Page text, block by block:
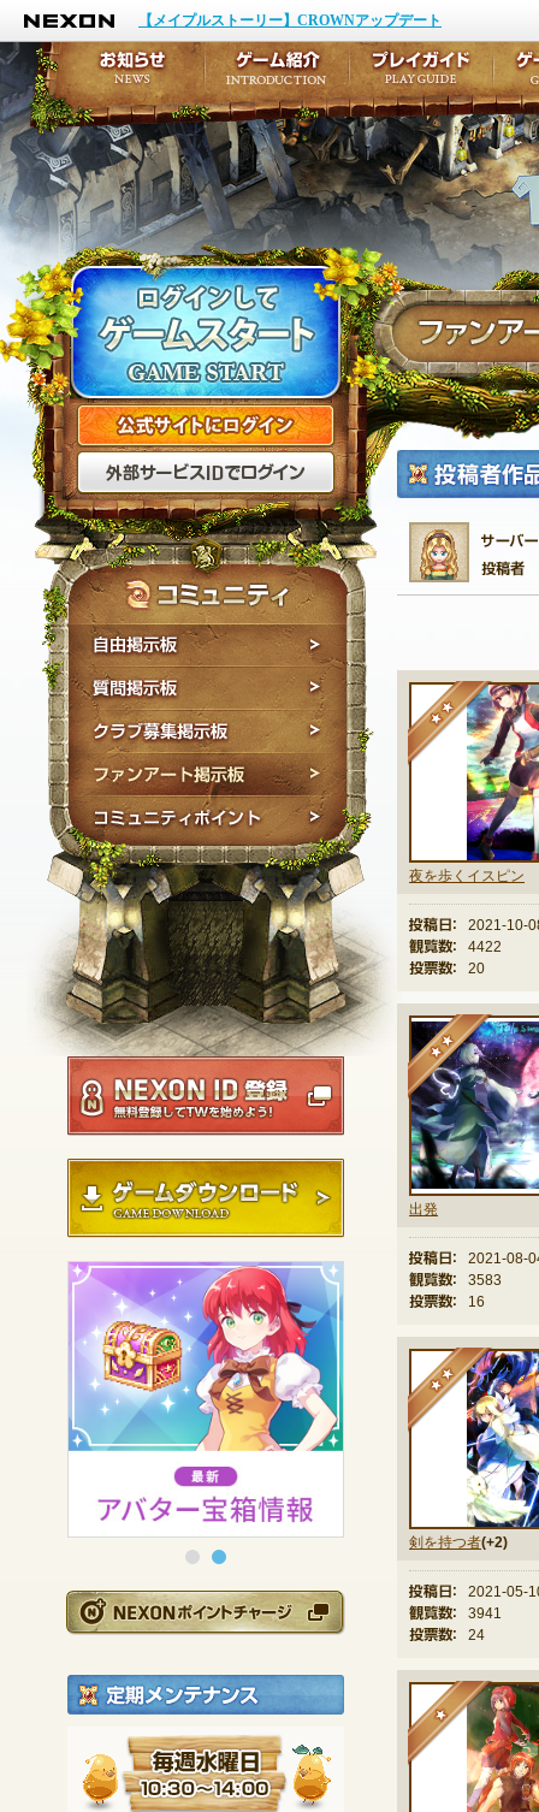
NEXON
【メイプルストーリー】CROWNアップデート
公式サイトにログイン
外部サービスIDでログ
質問掲示板
クラブ募集掲示板
ファンアート掲示板
コミュニティポイン
NEXON ID登録
ゲームダウンロード
NEXONポイントチ
定期メンテナンス
毎週水曜日 10:30
※メンテナンス中は
夜を歩くイスピン
★★
投稿日：
2021-10-
観覧数：
4422
投票数：
20
出発
★★
投稿日：
2021-08-
観覧数：
3583
投票数：
16
剣を持つ者(+2)
★★
投稿日：
2021-05-
観覧数：
3941
投票数：
24
★
お知らせ
イベント
アップデート
メンテナンス
ゲーム紹介
キャラクター作成
テイルズ初級者講座
ここだけは知ってお